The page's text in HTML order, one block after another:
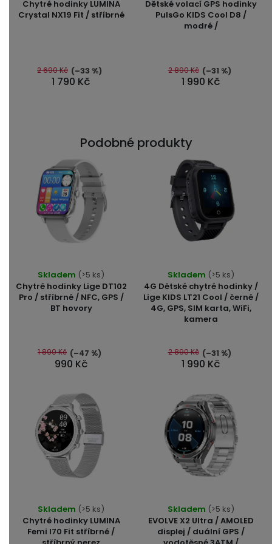
Chytré hodinky LUMINA
Crystal NX19 Fit / stříbrné
produktu
5
hvězdiček.
1 790 Kč
2 690 Kč (–33 %)
Dětské volací GPS hodinky
PulsGo KIDS Cool D8 /
modré /
1 990 Kč
2 890 Kč (–31 %)
Podobné produkty
Chytré hodinky Lige DT102
Pro / stříbrné / NFC, GPS /
BT hovory
hodnocení
produktu
je
5
hvězdiček.
Skladem (>5 ks)
990 Kč
1 890 Kč (–47 %)
4G Dětské chytré hodinky /
Lige KIDS LT21 Cool / černé /
4G, GPS, SIM karta, WiFi,
kamera
hodnocení
produktu
je
5,0
5
hvězdiček.
Skladem (>5 ks)
1 990 Kč
2 890 Kč (–31 %)
Chytré hodinky LUMINA
Femi I70 Fit stříbrné /
hodnocení
produktu
Skladem (>5 ks)
EVOLVE X2 Ultra / AMOLED
displej / duální GPS /
hodnocení
produktu
Skladem (>5 ks)